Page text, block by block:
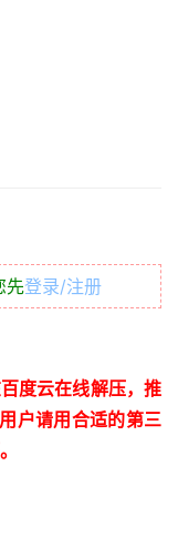
先登录/注册
度云在线解压，推
用户请用合适的第三